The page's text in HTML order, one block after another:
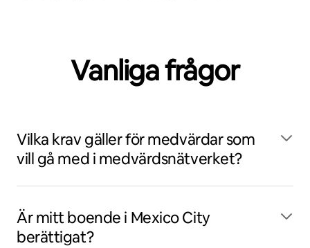
Vanliga frågor
Vilka krav gäller för medvärdar som
vill gå med i medvärdsnätverket?
Är mitt boende i Mexico City
berättigat?